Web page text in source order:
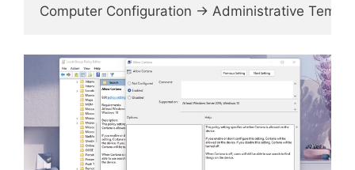
Computer Configuration -> Administrative